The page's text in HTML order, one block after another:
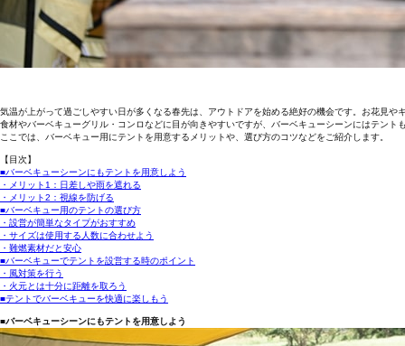
気温が上がって過ごしやすい日が多くなる春先は、アウトドアを始める絶好の機会です。お花見
食材やバーベキューグリル・コンロなどに目が向きやすいですが、バーベキューシーンにはテント
ここでは、バーベキュー用にテントを用意するメリットや、選び方のコツなどをご紹介します。
【目次】
■バーベキューシーンにもテントを用意しよう
・メリット1：日差しや雨を遮れる
・メリット2：視線を防げる
■バーベキュー用のテントの選び方
・設営が簡単なタイプがおすすめ
・サイズは使用する人数に合わせよう
・難燃素材だと安心
■バーベキューでテントを設営する時のポイント
・風対策を行う
・火元とは十分に距離を取ろう
■テントでバーベキューを快適に楽しもう
■バーベキューシーンにもテントを用意しよう